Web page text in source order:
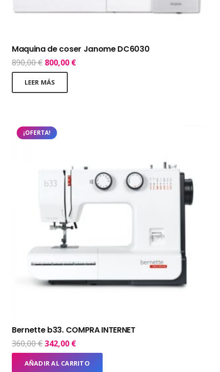
Maquina de coser Janome DC6030
890,00€ El
precio
original
800,00 €El
LEER MÁS
¡OFERTA!
Bernette b33. COMPRA INTERNET
360,00€El
precio
original
342,00 €El
precio
actual
AÑADIR AL CARRITO